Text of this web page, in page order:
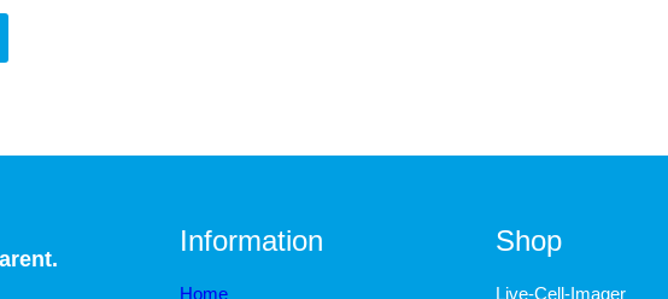
Information
Home
Shop
Live-Cell-Imager